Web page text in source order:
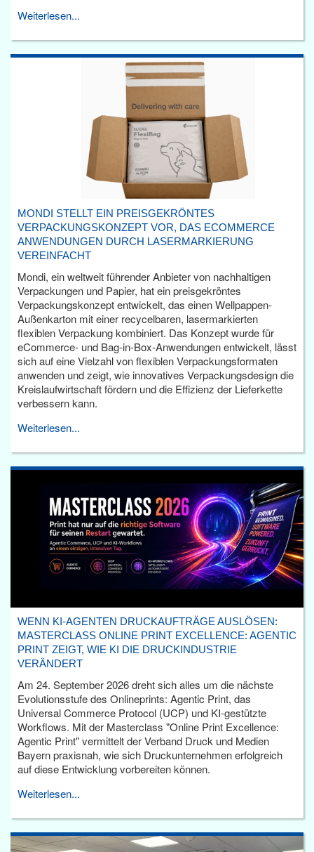
Weiterlesen...
MONDI STELLT EIN PREISGEKRÖNTES
VERPACKUNGSKONZEPT VOR, DAS ECOMMERCE
ANWENDUNGEN DURCH LASERMARKIERUNG
VEREINFACHT
Mondi, ein weltweit führender Anbieter von nachhaltigen
Verpackungen und Papier, hat ein preisgekröntes
Verpackungskonzept entwickelt, das einen Wellpappen-
Außenkarton mit einer recycelbaren, lasermarkierten
flexiblen Verpackung kombiniert. Das Konzept wurde für
eCommerce- und Bag-in-Box-Anwendungen entwickelt, lässt
sich auf eine Vielzahl von flexiblen Verpackungsformaten
anwenden und zeigt, wie innovatives Verpackungsdesign die
Kreislaufwirtschaft fördern und die Effizienz der Lieferkette
verbessern kann.
Weiterlesen...
WENN KI-AGENTEN DRUCKAUFTRÄGE AUSLÖSEN:
MASTERCLASS ONLINE PRINT EXCELLENCE: AGENTIC
PRINT ZEIGT, WIE KI DIE DRUCKINDUSTRIE
VERÄNDERT
Am 24. September 2026 dreht sich alles um die nächste
Evolutionsstufe des Onlineprints: Agentic Print, das
Universal Commerce Protocol (UCP) und KI-gestützte
Workflows. Mit der Masterclass "Online Print Excellence:
Agentic Print" vermittelt der Verband Druck und Medien
Bayern praxisnah, wie sich Druckunternehmen erfolgreich
auf diese Entwicklung vorbereiten können.
Weiterlesen...